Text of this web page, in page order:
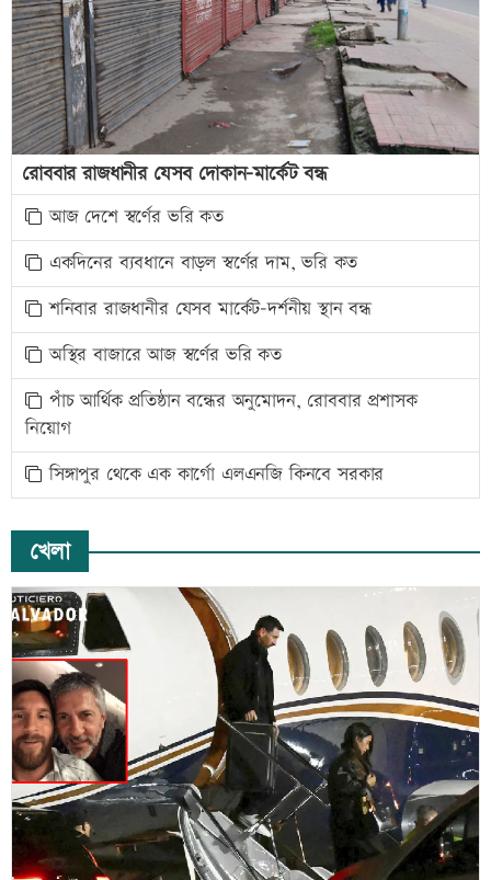
রোববার রাজধানীর যেসব দোকান-মার্কেট বন্ধ
আজ দেশে স্বর্ণের ভরি কত
একদিনের ব্যবধানে বাড়ল স্বর্ণের দাম, ভরি কত
শনিবার রাজধানীর যেসব মার্কেট-দর্শনীয় স্থান বন্ধ
অস্থির বাজারে আজ স্বর্ণের ভরি কত
পাঁচ আর্থিক প্রতিষ্ঠান বন্ধের অনুমোদন, রোববার প্রশাসক
নিয়োগ
সিঙ্গাপুর থেকে এক কার্গো এলএনজি কিনবে সরকার
খেলা